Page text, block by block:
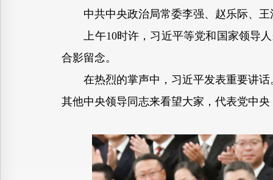
中共中央政治局常委李强、赵乐际、王
上午10时许，习近平等党和国家领导人
合影留念。
在热烈的掌声中，习近平发表重要讲话
其他中央领导同志来看望大家，代表党中